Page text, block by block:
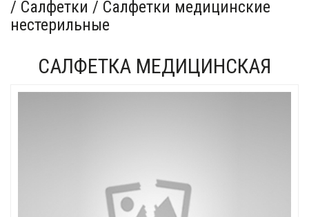
/ Салфетки / Салфетки медицинские
нестерильные
САЛФЕТКА МЕДИЦИНСКАЯ